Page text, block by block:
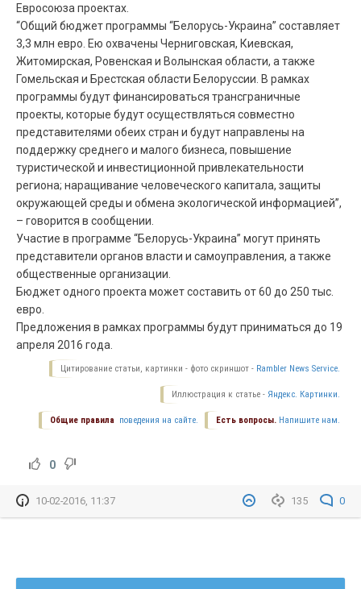
Евросоюза проектах.
“Общий бюджет программы “Белорусь-Украина” составляет
3,3 млн евро. Ею охвачены Черниговская, Киевская,
Житомирская, Ровенская и Волынская области, а также
Гомельская и Брестская области Белоруссии. В рамках
программы будут финансироваться трансграничные
проекты, которые будут осуществляться совместно
представителями обеих стран и будут направлены на
поддержку среднего и малого бизнеса, повышение
туристической и инвестиционной привлекательности
региона; наращивание человеческого капитала, защиты
окружающей среды и обмена экологической информацией”,
– говорится в сообщении.
Участие в программе “Белорусь-Украина” могут принять
представители органов власти и самоуправления, а также
общественные организации.
Бюджет одного проекта может составить от 60 до 250 тыс.
евро.
Предложения в рамках программы будут приниматься до 19
апреля 2016 года.
Цитирование статьи, картинки - фото скриншот - Rambler News Service.
Иллюстрация к статье - Яндекс. Картинки.
Есть вопросы. Напишите нам.
Общие правила поведения на сайте.
0
135 0
10-02-2016, 11:37